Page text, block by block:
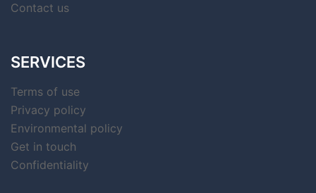
Contact us
SERVICES
Terms of use
Privacy policy
Environmental policy
Get in touch
Confidentiality